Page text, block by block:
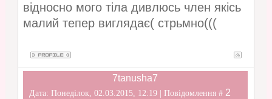
відносно мого тіла дивлюсь член якісь
малий тепер виглядає( стрьмно(((
7tanusha7
Дата: Понеділок, 02.03.2015, 12:19 | Повідомлення # 2